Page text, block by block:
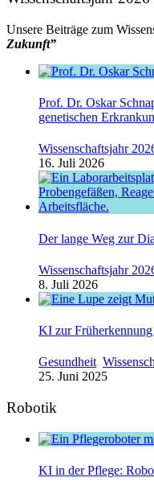
Unsere Beiträge zum
Zukunft”
Prof. Dr. Oskar
genetischen
Wissenschaftsjahr
16. Juli 2026
Der lange Weg zur
Wissenschaftsjahr
8. Juli 2026
KI zur
Gesundheit,
25. Juni 2025
Robotik
KI in der Pflege: